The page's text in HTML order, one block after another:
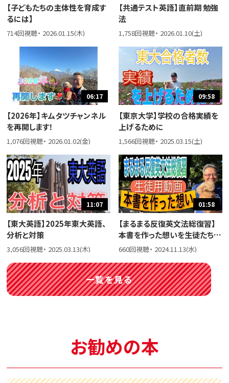
【子どもたちの主体性を育成す
るには】
714回視聴・ 2026.01.15(木)
【共通テスト英語】直前期 勉強
法
1,758回視聴・ 2026.01.10(土)
06:17
【2026年】キムタツチャンネル
を再開します！
1,076回視聴・ 2026.01.02(金)
09:58
【東京大学】学校の合格実績を
上げるために
1,566回視聴・ 2025.03.15(土)
11:07
【東大英語】2025年東大英語、
分析と対策
3,056回視聴・ 2025.03.13(木)
01:58
【まるまる反復英文法総復習】
本書を作った想いを生徒たちに
話しました。
660回視聴・ 2024.11.13(水)
一覧を見る
お勧めの本